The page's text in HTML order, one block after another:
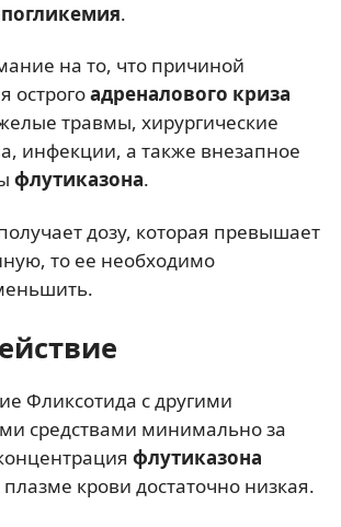
.
на то, что причиной
острогоадреналового криза
травмы, хирургические
инфекции, а также внезапное
флутиказона.
дозу, которая превышает
то ее необходимо
Фликсотида с другими
средствами минимально за
флутиказона
плазме крови достаточно низкая.